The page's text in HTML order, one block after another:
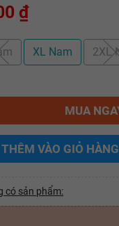
₫
XL Nam 2XL
MUA
THÊM VÀO GIỎ HÀNG
có sản phẩm: